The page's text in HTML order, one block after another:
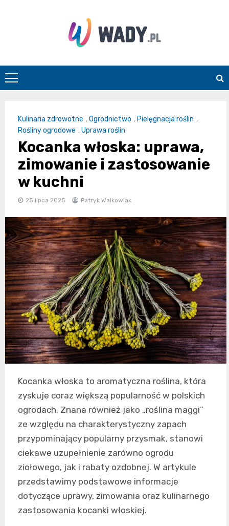
wady.pl
Kulinaria zdrowotne ,Ogrodnictwo , Pielęgnacja roślin ,
Rośliny ogrodowe ,Uprawa roślin
Kocanka włoska: uprawa,
zimowanie i zastosowanie
w kuchni
25 lipca 2025 Patryk Walkowiak
Kocanka włoska to aromatyczna roślina, która
zyskuje coraz większą popularność w polskich
ogrodach. Znana również jako „roślina maggi”
ze względu na charakterystyczny zapach
przypominający popularny przysmak, stanowi
ciekawe uzupełnienie zarówno ogrodu
ziołowego, jak i rabaty ozdobnej. W artykule
przedstawimy podstawowe informacje
dotyczące uprawy, zimowania oraz kulinarnego
zastosowania kocanki włoskiej.